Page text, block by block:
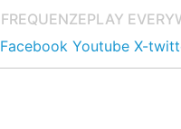
FREQUENZEPLAY
Facebook Youtube X-